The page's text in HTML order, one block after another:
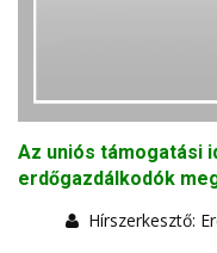
Az uniós támogatási
erdőgazdálkodók
Hírszerkesztő: